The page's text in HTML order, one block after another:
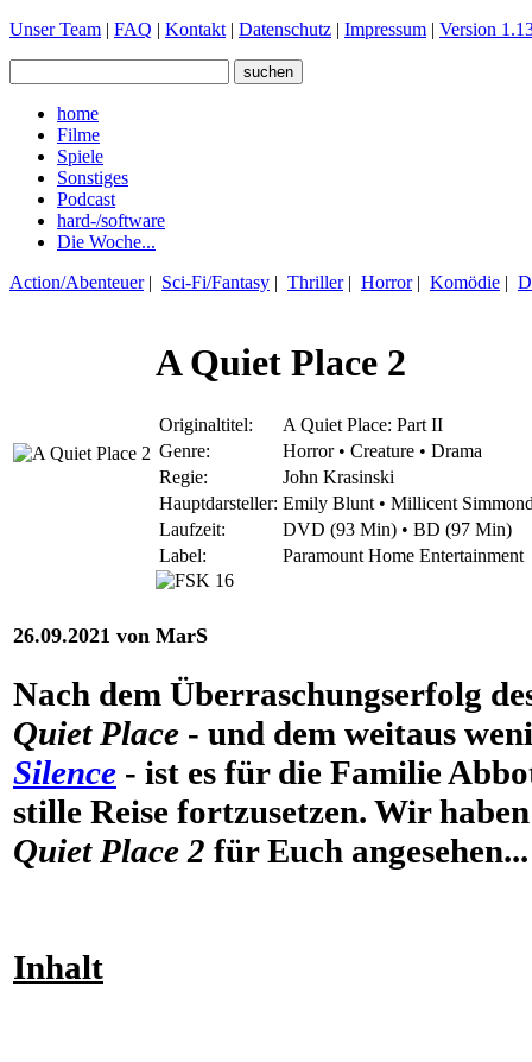
Unser Team | FAQ | Kontakt | Datenschutz | Impressum | Version
home
Filme
Spiele
Sonstiges
Podcast
hard-/software
Die Woche...
Action/Abenteuer| Sci-Fi/Fantasy | Thriller| Horror| Komödie |
A Quiet Place 2
Originaltitel:
A Quiet Place: Part II
Genre:
Horror • Creature • Drama
Regie:
John Krasinski
Hauptdarsteller: Emily Blunt • Millicent
Laufzeit:
DVD (93 Min) • BD (97 Min)
Label:
Paramount Home Entertainment
26.09.2021 von MarS
Nach dem Überraschungserfolg
Quiet Place - und dem weitaus
Silence - ist es für die Familie
stille Reise fortzusetzen. Wir
Quiet Place 2 für Euch angesehen...
Inhalt